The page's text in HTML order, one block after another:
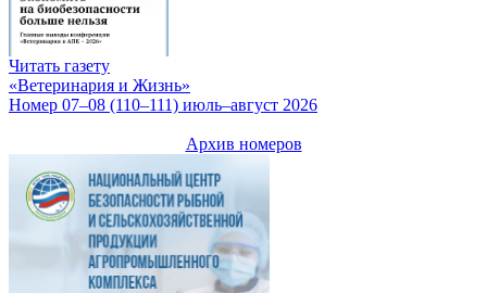
Читать газету
«Ветеринария и Жизнь»
Номер 07–08 (110–111) июль–август 2026
Архив номеров